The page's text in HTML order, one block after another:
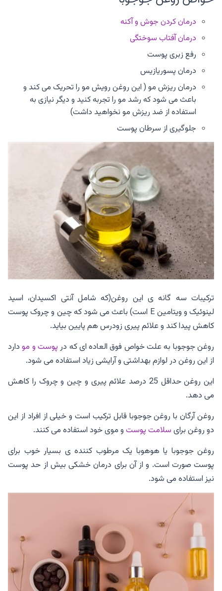
درمان کردن جوش و آکنه
درمان آفتاب سوختگی
رفع زبری پوست
درمان پسوریازیس
درمان ریزش مو ( این روغن رویش مو را تحریک می کند و
باعث می شود که رشد مو را تجربه کنید و دیگر نیازی به
استفاده از ضد ریزش مو نخواهید داشت)
جلوگیری از سرطان پوست
ترکیبات سه گانه ی این روغن(که شامل آنتی اکسیدان، اسید
لینوئیک و ویتامین E است) باعث می شود که چین و چروک پوست
کاهش پیدا کند و علائم پیری زودرس هم پایین بیاید.
روغن جوجوبا به علت خواص فوق العاده ای که در پوست و مودارد
از این روغن در لوازم بهداشتی و آرایشی زیاد استفاده می شود‌‌.
این روغن حداقل 25 درصد علائم پیری و چین و چروک را کاهش
می دهد.
روغن آرگان با روغن جوجوبا قابل ترکیب است و خیلی از افراد از این
دو روغن برایسلامت پوستو موی خود استفاده می کنند.
روغن جوجوبا یا هوهوبا یک مرطوب کننده ی بسیار خوب برای
پوست صورت است. و از آن برای درمان خشکی بیش از حد پوست
نیز استفاده می شود.